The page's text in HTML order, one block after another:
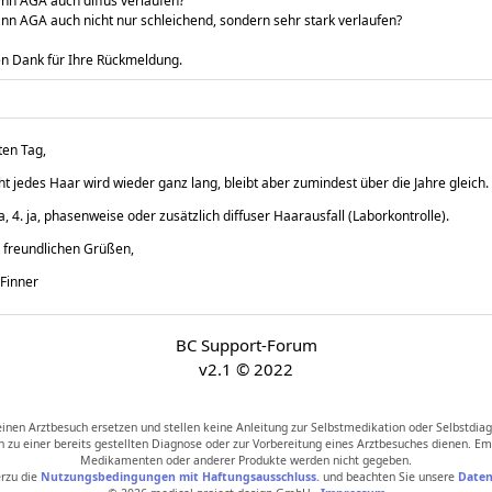
AGA auch nicht nur schleichend, sondern sehr stark verlaufen?
Dank für Ihre Rückmeldung.
Tag,
jedes Haar wird wieder ganz lang, bleibt aber zumindest über die Jahre gleich.
4. ja, phasenweise oder zusätzlich diffuser Haarausfall (Laborkontrolle).
Grüßen,
BC Support-Forum
v2.1 © 2022
Arztbesuch ersetzen und stellen keine Anleitung zur Selbstmedikation oder
einer bereits gestellten Diagnose oder zur Vorbereitung eines Arztbesuches dienen.
Medikamenten oder anderer Produkte werden nicht gegeben.
die Nutzungsbedingungen mit Haftungsausschluss. und beachten Sie unsere